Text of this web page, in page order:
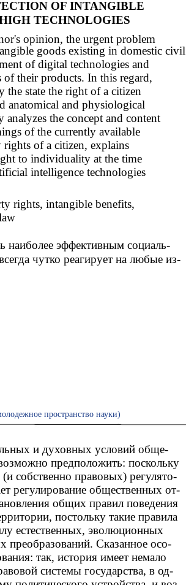
OF INTANGIBLE
TECHNOLOGIES
opinion, the urgent problem
goods existing in domestic civil
of digital technologies and
their products. In this regard,
state the right of a citizen
anatomical and physiological
analyzes the concept and content
of the currently available
of a citizen, explains
to individuality at the time
intelligence technologies
rights, intangible benefits,
наиболее эффективным социаль-
чутко реагирует на любые из-
пространство науки)
и духовных условий обще-
предположить: поскольку
собственно правовых) регулято-
регулирование общественных от-
общих правил поведения
постольку такие правила
естественных, эволюционных
преобразований. Сказанное осо-
так, история имеет немало
системы государства, в од-